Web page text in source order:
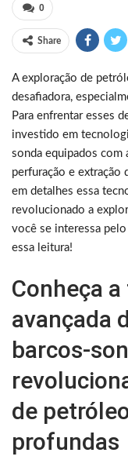
0
Share
A exploração de
desafiadora,
Para enfrentar esses
investido em
sonda equipados com
perfuração e extração
em detalhes essa
revolucionado a
você se interessa
essa leitura!
Conheça
avançada
barcos-
de
profundas